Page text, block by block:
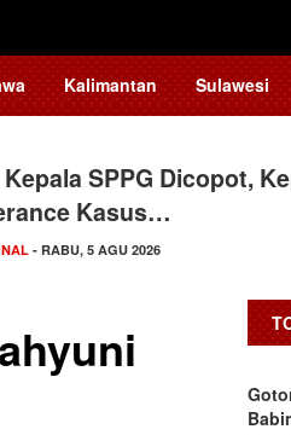
Kalimantan Sulawesi
Kepala SPPG Dicopot,
Kasus…
- RABU, 5 AGU 2026
Sekolah Rakyat
Nasional
SELATAN- SELASA, 4 AGU 2026